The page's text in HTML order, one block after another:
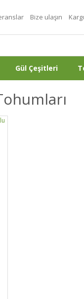
Bize ulaşın
Gül Çeşitleri